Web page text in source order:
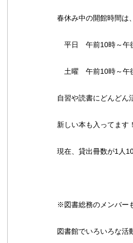
春休み中の開館時間は
平日 午前10時～午
土曜 午前10時～午
自習や読書にどんどん
新しい本も入ってます！
現在、貸出冊数が1人
※図書総務のメンバー
図書館でいろいろな活